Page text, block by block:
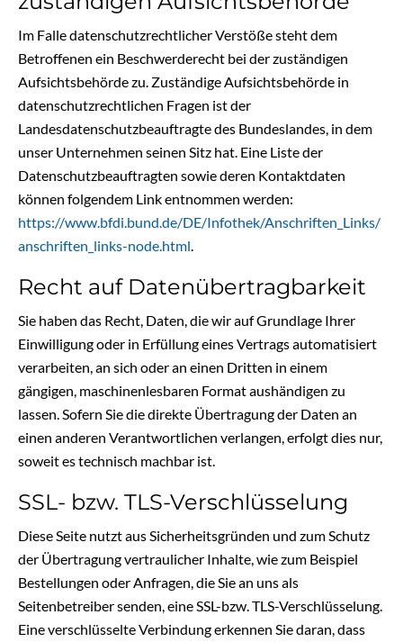
Im Falle datenschutzrechtlicher Verstöße steht dem
Betroffenen ein Beschwerderecht bei der zuständigen
Aufsichtsbehörde zu. Zuständige Aufsichtsbehörde in
datenschutzrechtlichen Fragen ist der
Landesdatenschutzbeauftragte des Bundeslandes, in dem
unser Unternehmen seinen Sitz hat. Eine Liste der
Datenschutzbeauftragten sowie deren Kontaktdaten
können folgendem Link entnommen werden:
https://www.bfdi.bund.de/DE/Infothek/Anschriften_Links/
anschriften_links-node.html
Recht auf Datenübertragbarkeit
Sie haben das Recht, Daten, die wir auf Grundlage Ihrer
Einwilligung oder in Erfüllung eines Vertrags automatisiert
verarbeiten, an sich oder an einen Dritten in einem
gängigen, maschinenlesbaren Format aushändigen zu
lassen. Sofern Sie die direkte Übertragung der Daten an
einen anderen Verantwortlichen verlangen, erfolgt dies nur,
soweit es technisch machbar ist.
SSL- bzw. TLS-Verschlüsselung
Diese Seite nutzt aus Sicherheitsgründen und zum Schutz
der Übertragung vertraulicher Inhalte, wie zum Beispiel
Bestellungen oder Anfragen, die Sie an uns als
Seitenbetreiber senden, eine SSL-bzw. TLS-Verschlüsselung.
Eine verschlüsselte Verbindung erkennen Sie daran, dass